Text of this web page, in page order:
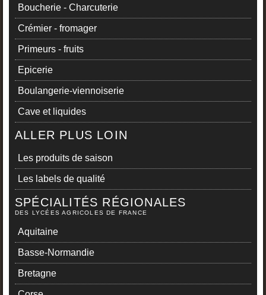
Boucherie - Charcuterie
Crémier - fromager
Primeurs - fruits
Epicerie
Boulangerie-viennoiserie
Cave et liquides
ALLER PLUS LOIN
Les produits de saison
Les labels de qualité
SPÉCIALITÉS RÉGIONALES
DES LYCÉES AGRICOLES DE FRANCE
Aquitaine
Basse-Normandie
Bretagne